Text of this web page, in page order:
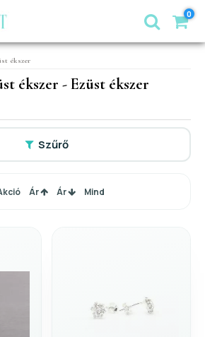
0
ékszer
ékszer - Ezüst ékszer
Szűrő
Ár Ár Mind